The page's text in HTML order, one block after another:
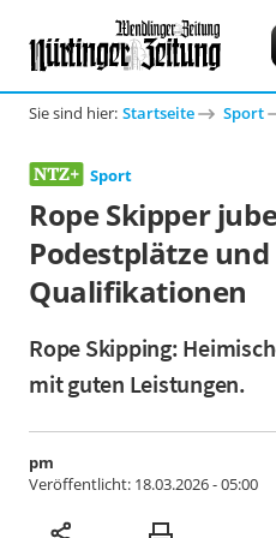
Sie sind hier: Startseite Sport
Sport
Rope Skipper
Podestplätze und
Qualifikationen
Rope Skipping:
mit guten Leistungen.
pm
Veröffentlicht: 18.03.2026 - 05:00